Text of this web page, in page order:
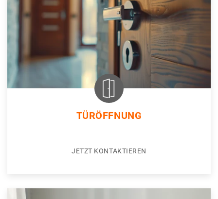
TÜRÖFFNUNG
JETZT KONTAKTIEREN